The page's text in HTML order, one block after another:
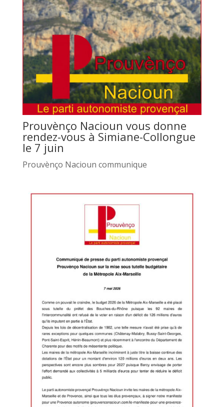
Prouvènço Nacioun vous donne
rendez-vous à Simiane-Collongue
le 7 juin
Prouvènço Nacioun communique